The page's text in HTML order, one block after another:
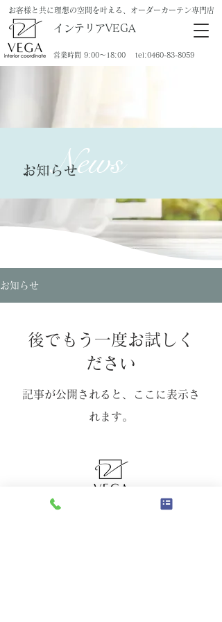
​営業時間 9:00～18:00 tel:0460-83-8059
お客様と共に理想の空間を叶える、オーダーカーテン専門店
インテリアVEGA
News
​お知らせ
お知らせ
後でもう一度お試しく
ださい
記事が公開されると、ここに表示さ
れます。